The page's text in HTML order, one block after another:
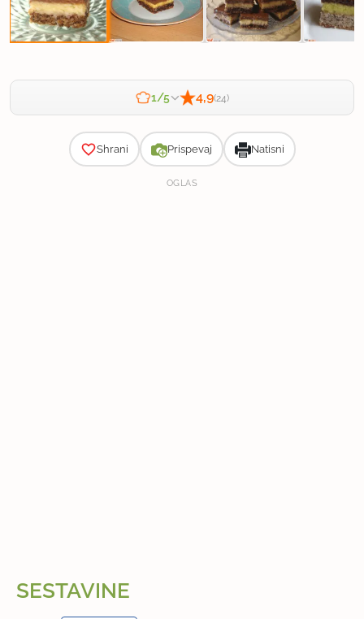
1/5 4,9(24)
Shrani Prispevaj Natisni
OGLAS
SESTAVINE